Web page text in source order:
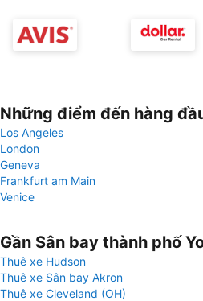
Những điểm đến hàng
Los Angeles
London
Geneva
Frankfurt am Main
Venice
Gần Sân bay thành
Thuê xe Hudson
Thuê xe Sân bay Akron
Thuê xe Cleveland (OH)